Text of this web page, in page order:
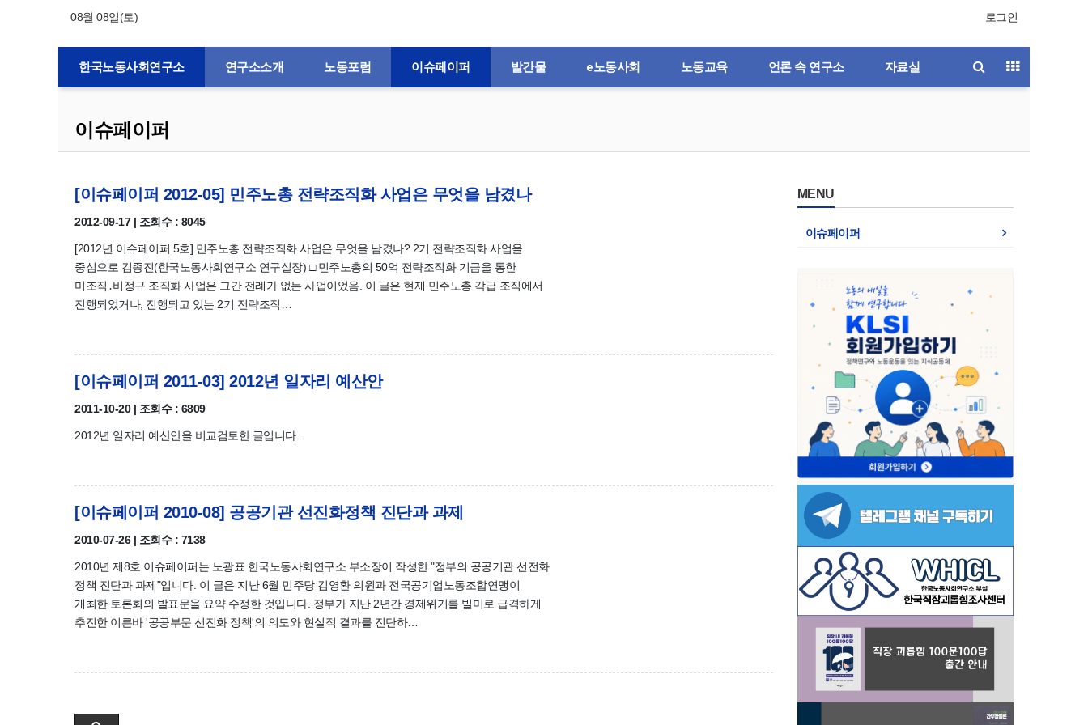
08월 08일(토) 로그인
한국노동사회연구소 연구소소개 노동포럼 이슈페이퍼 발간물 e노동사회 노동교육 언론 속 연구소 자료실
이슈페이퍼
[이슈페이퍼 2012-05] 민주노총 전략조직화 사업은 무엇을 남겼나
2012-09-17 | 조회수 : 8045
[2012년 이슈페이퍼 5호] 민주노총 전략조직화 사업은 무엇을 남겼나? 2기 전략조직화 사업을
중심으로 김종진(한국노동사회연구소 연구실장) □ 민주노총의 50억 전략조직화 기금을 통한
미조직․비정규 조직화 사업은 그간 전례가 없는 사업이었음. 이 글은 현재 민주노총 각급 조직에서
진행되었거나, 진행되고 있는 2기 전략조직…
[이슈페이퍼 2011-03] 2012년 일자리 예산안
2011-10-20 | 조회수 : 6809
2012년 일자리 예산안을 비교검토한 글입니다.
[이슈페이퍼 2010-08] 공공기관 선진화정책 진단과 과제
2010-07-26 | 조회수 : 7138
2010년 제8호 이슈페이퍼는 노광표 한국노동사회연구소 부소장이 작성한 "정부의 공공기관 선전화
정책 진단과 과제"입니다. 이 글은 지난 6월 민주당 김영환 의원과 전국공기업노동조합연맹이
개최한 토론회의 발표문을 요약 수정한 것입니다. 정부가 지난 2년간 경제위기를 빌미로 급격하게
추진한 이른바 '공공부문 선진화 정책'의 의도와 현실적 결과를 진단하…
MENU
이슈페이퍼